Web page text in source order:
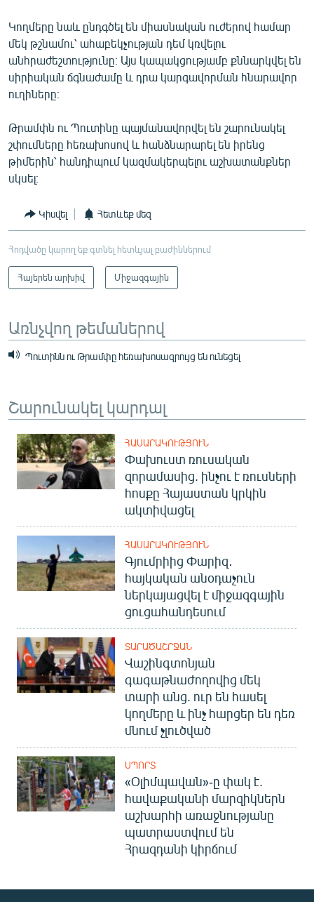
Կողմերը նաև ընդգծել են միասնական ուժերով համար
մեկ թշնամու՝ ահաբեկչության դեմ կռվելու
անհրաժեշտությունը։ Այս կապակցությամբ քննարկվել են
սիրիական ճգնաժամը և դրա կարգավորման հնարավոր
ուղիները։
Թրամփն ու Պուտինը պայմանավորվել են շարունակել
շփումները հեռախոսով և հանձնարարել են իրենց
թիմերին՝ հանդիպում կազմակերպելու աշխատանքներ
սկսել։
Կիսվել Հետևեք մեզ
Հոդվածը կարող եք գտնել հետևյալ բաժիններում
Հայերեն արխիվ Միջազգային
Առնչվող թեմաներով
Պուտինն ու Թրամփը հեռախոսազրույց են ունեցել
Շարունակել կարդալ
ՀԱՍԱՐԱԿՈՒԹՅՈՒՆ
Փախուստ ռուսական
զորամասից. ինչու է ռուսների
հոսքը Հայաստան կրկին
ակտիվացել
ՀԱՍԱՐԱԿՈՒԹՅՈՒՆ
Գյումրիից Փարիզ․
հայկական անօդաչուն
ներկայացվել է միջազգային
ցուցահանդեսում
ՏԱՐԱԾԱՇՐՋԱՆ
Վաշինգտոնյան
գագաթնաժողովից մեկ
տարի անց. ուր են հասել
կողմերը և ինչ հարցեր են դեռ
մնում չլուծված
ՍՊՈՐՏ
«Օլիմպավան»-ը փակ է.
հավաքականի մարզիկներն
աշխարհի առաջնությանը
պատրաստվում են
Հրազդանի կիրճում